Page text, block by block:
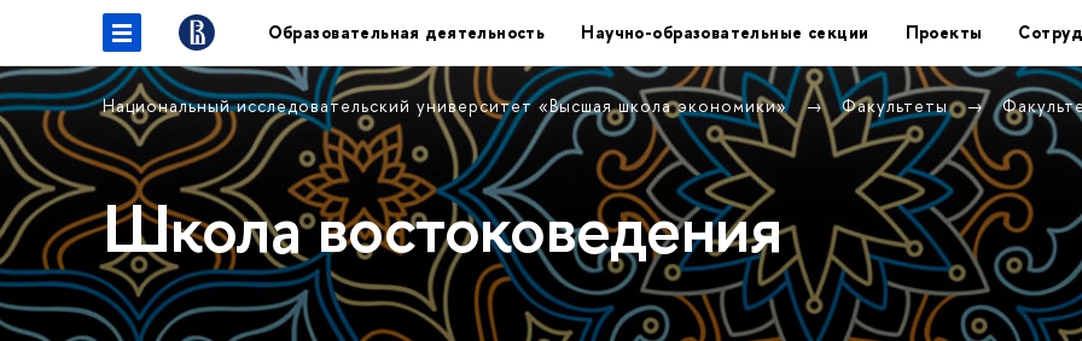
Образовательная деятельность Научно-образовательные секции Проекты
Национальный исследовательский университет «Высшая школа экономики» Факультеты
Школа востоковедения